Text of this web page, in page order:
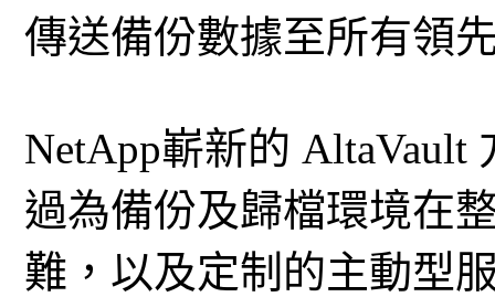
傳送備份數據至所有領
NetApp嶄新的
過為備份及歸檔環境在
難，以及定制的主動型